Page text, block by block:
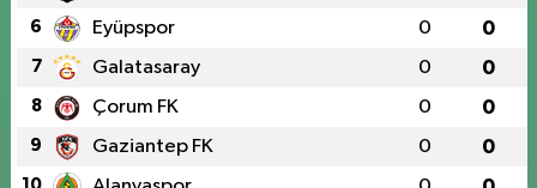
6 Eyüpspor 0 0
7 Galatasaray 0 0
8 Çorum FK 0 0
9 Gaziantep FK 0 0